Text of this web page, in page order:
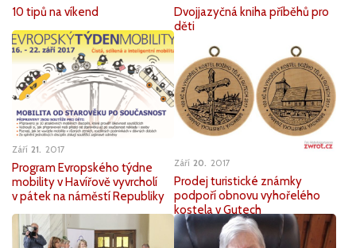
10 tipů na víkend
Dvojjazyčná kniha příběhů pro
děti
Září 21 2017
Program Evropského týdne
mobility v Havířově vyvrcholí
v pátek na náměstí Republiky
Září 20 2017
Prodej turistické známky
podpoří obnovu vyhořelého
kostela v Gutech